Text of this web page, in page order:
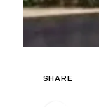
SHARE